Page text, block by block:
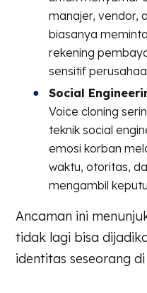
manajer, vendor,
biasanya
rekening
sensitif
Social
Voice cloning
teknik social
emosi korban
waktu, otoritas,
mengambil
Ancaman ini
tidak lagi bisa
identitas seseorang